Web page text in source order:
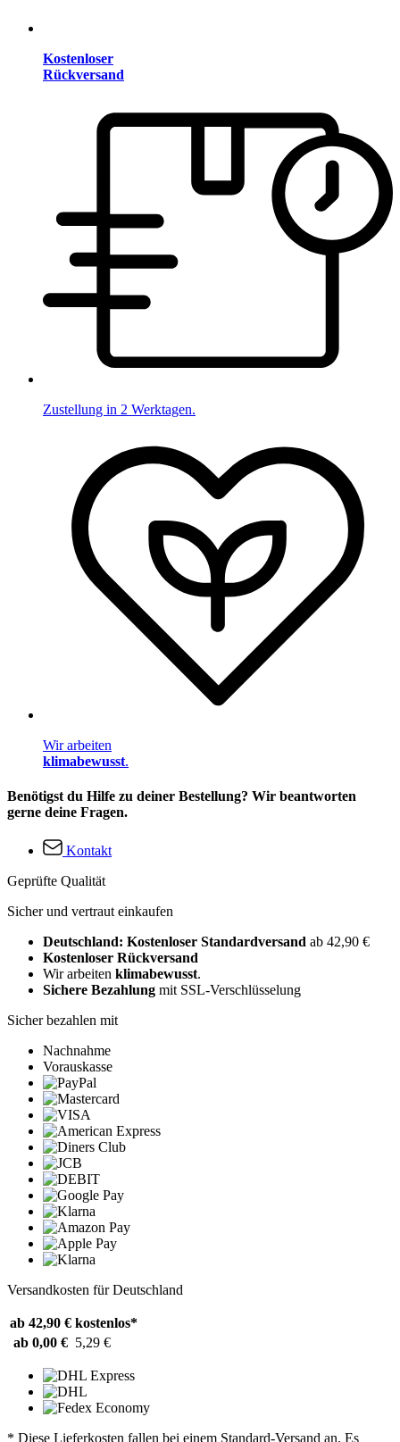
Kostenloser
Rückversand
Zustellung in 2 Werktagen.
Wir arbeiten
klimabewusst.
Benötigst du Hilfe zu deiner Bestellung? Wir beantworten
gerne deine Fragen.
Kontakt
Geprüfte Qualität
Sicher und vertraut einkaufen
Deutschland: Kostenloser Standardversand ab 42,90 €
Kostenloser Rückversand
Wir arbeiten klimabewusst.
Sichere Bezahlung mit SSL-Verschlüsselung
Sicher bezahlen mit
Nachnahme
Vorauskasse
Versandkosten für Deutschland
ab 42,90 € kostenlos*
ab 0,00 € 5,29 €
* Diese Lieferkosten fallen bei einem Standard-Versand an. Es